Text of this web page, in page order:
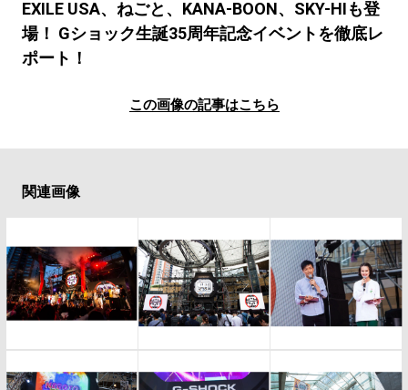
#LIFESTYLE #SNEAKER #OUTDOOR
#SPORTS #HANDSOME HANDBOOK
EXILE USA、ねごと、KANA-BOON、SKY-HIも登
場！ Gショック生誕35周年記念イベントを徹底レ
ポート！
この画像の記事はこちら
関連画像